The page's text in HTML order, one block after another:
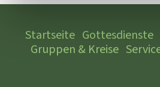
Startseite Gottesdienste
Gruppen & Kreise